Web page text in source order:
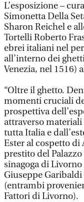
L’esposizione –
Simonetta Della
Sharon Reichel e
Tortelli Roberto
ebrei italiani nel
all’interno dei
Venezia, nel 1516)
“Oltre il ghetto.
momenti cruciali
prospettiva
attraverso materiali
tutta Italia e
Ester al cospetto di
prestito del
sinagoga di
Giuseppe
(entrambi
Fattori di Livorno).